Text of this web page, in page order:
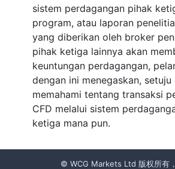
sistem perdagangan pihak
program, atau laporan
yang diberikan oleh broker
pihak ketiga lainnya akan
keuntungan perdagangan,
dengan ini menegaskan, setuju
memahami tentang transaksi
CFD melalui sistem
ketiga mana pun.
© WCG Markets Ltd 版权所有